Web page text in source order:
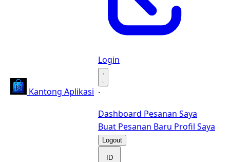
Kantong Aplikasi
Login
·
·
Dashboard Pesanan Saya
Buat Pesanan Baru Profil Saya
Logout
ID